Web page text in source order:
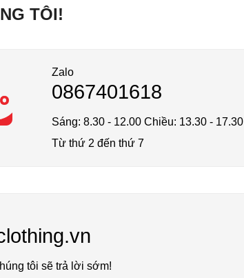
TÔI!
Zalo
0867401618
Sáng: 8.30 - 12.00 Chiều: 13.30 - 17.30
Từ thứ 2 đến thứ 7
tôi sẽ trả lời sớm!